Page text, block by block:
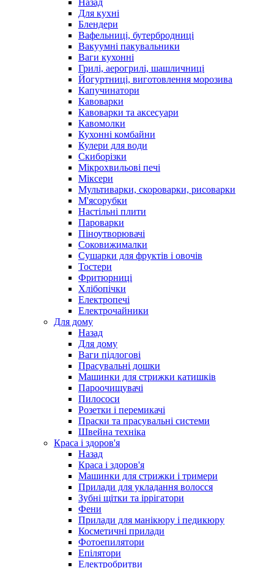
Назад
Для кухні
Блендери
Вафельниці, бутербродниці
Вакуумні пакувальники
Ваги кухонні
Грилі, аерогрилі, шашличниці
Йогуртниці, виготовлення морозива
Капучинатори
Кавоварки
Кавоварки та аксесуари
Кавомолки
Кухонні комбайни
Кулери для води
Скиборізки
Мікрохвильові печі
Міксери
Мультиварки, скороварки, рисоварки
М'ясорубки
Настільні плити
Пароварки
Піноутворювачі
Соковижималки
Сушарки для фруктів і овочів
Тостери
Фритюрниці
Хлібопічки
Електропечі
Електрочайники
Для дому
Назад
Для дому
Ваги підлогові
Прасувальні дошки
Машинки для стрижки катишків
Пароочищувачі
Пилососи
Розетки і перемикачі
Праски та прасувальні системи
Швейна техніка
Краса і здоров'я
Назад
Краса і здоров'я
Машинки для стрижки і тримери
Прилади для укладання волосся
Зубні щітки та іррігатори
Фени
Прилади для манікюру і педикюру
Косметичні прилади
Фотоепилятори
Епілятори
Електробритви